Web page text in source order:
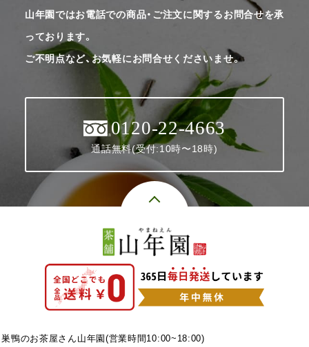
山年園ではお電話での商品・ご注文に関するお問合せを承
っております。
ご不明点など、お気軽にお問合せくださいませ。
0120-22-4663
通話無料(受付:10時〜18時)
巣鴨のお茶屋さん山年園(営業時間10:00~18:00)